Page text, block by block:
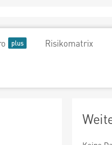
Risikomatrix